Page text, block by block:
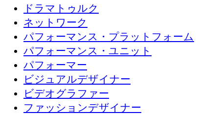
ドラマトゥルク
ネットワーク
パフォーマンス・プラットフォーム
パフォーマンス・ユニット
パフォーマー
ビジュアルデザイナー
ビデオグラファー
ファッションデザイナー